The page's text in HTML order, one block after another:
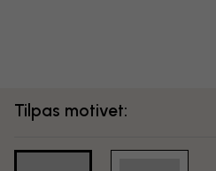
Tilpas motivet: